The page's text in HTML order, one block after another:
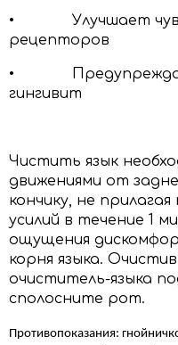
• Улучшает
рецепторов
• Предупреждает
гингивит
Чистить язык
движениями от
кончику, не
усилий в течение 1
ощущения
корня языка.
очиститель-языка
сполосните рот.
Противопоказания: